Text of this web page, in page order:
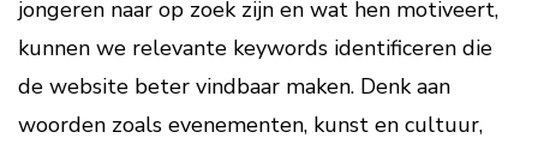
jongeren naar op zoek zijn en wat hen motiveert,
kunnen we relevante keywords identificeren die
de website beter vindbaar maken. Denk aan
woorden zoals evenementen, kunst en cultuur,